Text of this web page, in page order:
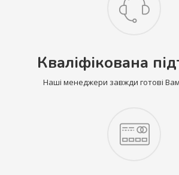
Кваліфікована
Наші менеджери завжди готові